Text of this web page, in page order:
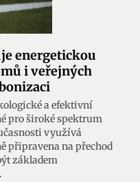
energetickou
i veřejných
a efektivní
pro široké spektrum
využívá
připravena na přechod
základem